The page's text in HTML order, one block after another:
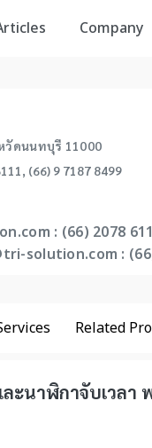
Company
วัดนนทบุรี 11000
(66) 9 7187 8499
: (66) 2078
solution.com :
Related
นาฬิกาจับเวลา